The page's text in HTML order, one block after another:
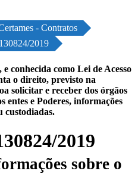
- Contratos
2019
conhecida como Lei de Acesso
o direito, previsto na
solicitar e receber dos órgãos
entes e Poderes, informações
custodiadas.
2019
sobre o